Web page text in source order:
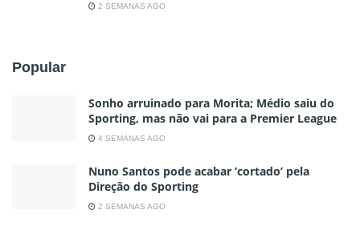
2 SEMANAS AGO
Popular
Sonho arruinado para Morita; Médio saiu do
Sporting, mas não vai para a Premier League
4 SEMANAS AGO
Nuno Santos pode acabar ‘cortado’ pela
Direção do Sporting
2 SEMANAS AGO